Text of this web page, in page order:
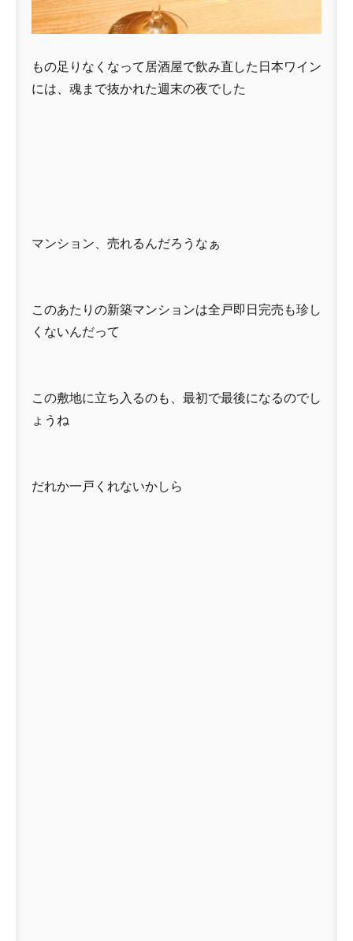
もの足りなくなって居酒屋で飲み直した日本ワイン
には、魂まで抜かれた週末の夜でした
マンション、売れるんだろうなぁ
このあたりの新築マンションは全戸即日完売も珍し
くないんだって
この敷地に立ち入るのも、最初で最後になるのでし
ょうね
だれか一戸くれないかしら